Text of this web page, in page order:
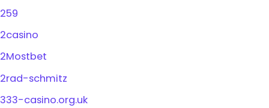
259
2casino
2Mostbet
2rad-schmitz
333-casino.org.uk